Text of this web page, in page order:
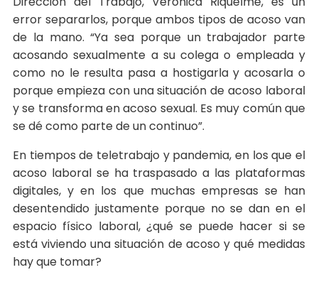
error separarlos, porque ambos tipos de acoso van
de la mano. “Ya sea porque un trabajador parte
acosando sexualmente a su colega o empleada y
como no le resulta pasa a hostigarla y acosarla o
porque empieza con una situación de acoso laboral
y se transforma en acoso sexual. Es muy común que
se dé como parte de un continuo”.
En tiempos de teletrabajo y pandemia, en los que el
acoso laboral se ha traspasado a las plataformas
digitales, y en los que muchas empresas se han
desentendido justamente porque no se dan en el
espacio físico laboral, ¿qué se puede hacer si se
está viviendo una situación de acoso y qué medidas
hay que tomar?